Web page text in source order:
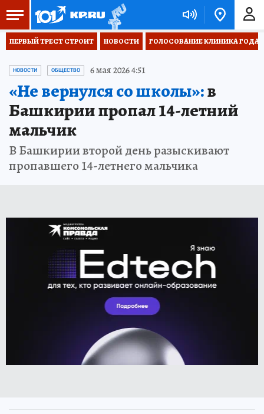
ПЕРВЫЙ ТРЕСТ СТРОИТ НОВОСТИ ГОЛОСОВАНИЕ КЛИНИКА ГОДА
НОВОСТИ ОБЩЕСТВО 6 мая 2026 4:51
«Не вернулся со школы»:в
Башкирии пропал 14-летний
мальчик
В Башкирии второй день разыскивают
пропавшего 14-летнего мальчика